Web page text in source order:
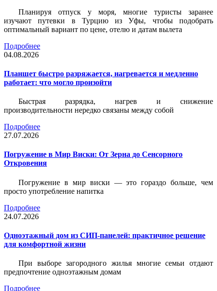
Планируя отпуск у моря, многие туристы заранее
изучают путевки в Турцию из Уфы, чтобы подобрать
оптимальный вариант по цене, отелю и датам вылета
Подробнее
04.08.2026
Планшет быстро разряжается, нагревается и медленно
работает: что могло произойти
Быстрая разрядка, нагрев и снижение
производительности нередко связаны между собой
Подробнее
27.07.2026
Погружение в Мир Виски: От Зерна до Сенсорного
Откровения
Погружение в мир виски — это гораздо больше, чем
просто употребление напитка
Подробнее
24.07.2026
Одноэтажный дом из СИП-панелей: практичное решение
для комфортной жизни
При выборе загородного жилья многие семьи отдают
предпочтение одноэтажным домам
Подробнее